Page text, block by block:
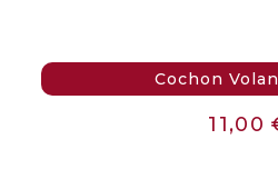
Cochon
11,00